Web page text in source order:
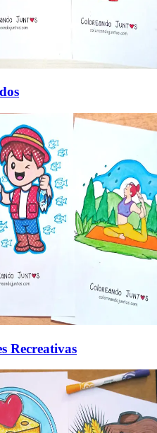
Recreativas